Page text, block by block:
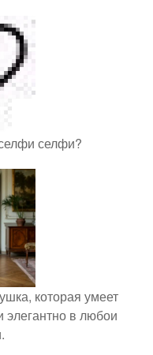
селфи?
которая умеет
элегантно в любои